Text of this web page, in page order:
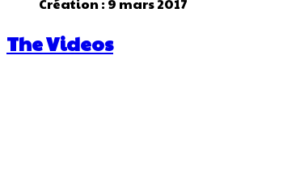
Création : 9 mars 2017
The Videos